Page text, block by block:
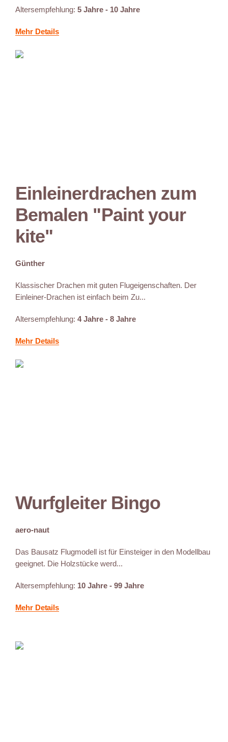
Altersempfehlung: 5 Jahre - 10 Jahre
Mehr Details
Einleinerdrachen zum
Bemalen "Paint your
kite"
Günther
Klassischer Drachen mit guten Flugeigenschaften. Der
Einleiner-Drachen ist einfach beim Zu...
Altersempfehlung: 4 Jahre - 8 Jahre
Mehr Details
Wurfgleiter Bingo
aero-naut
Das Bausatz Flugmodell ist für Einsteiger in den Modellbau
geeignet. Die Holzstücke werd...
Altersempfehlung: 10 Jahre - 99 Jahre
Mehr Details